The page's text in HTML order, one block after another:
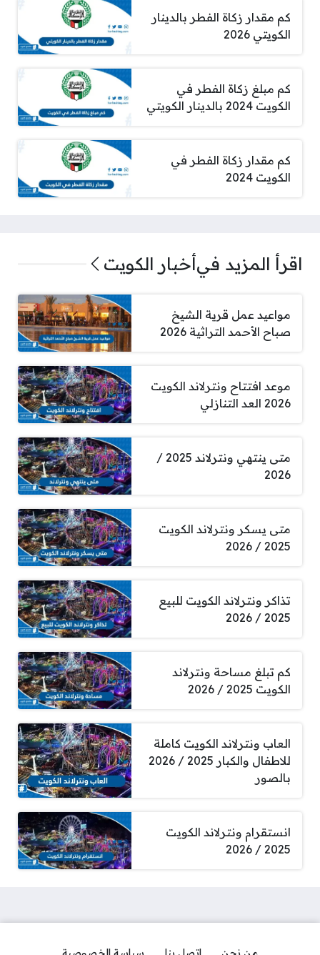
كم مقدار زكاة الفطر بالدينار
الكويتي 2026
كم مبلغ زكاة الفطر في
الكويت 2024 بالدينار الكويتي
كم مقدار زكاة الفطر في
الكويت 2024
اقرأ المزيد فيأخبار الكويت
مواعيد عمل قرية الشيخ
صباح الأحمد التراثية 2026
موعد افتتاح ونترلاند الكويت
2026 العد التنازلي
متى ينتهي ونترلاند 2025 /
2026
متى يسكر ونترلاند الكويت
2025 / 2026
تذاكر ونترلاند الكويت للبيع
2025 / 2026
كم تبلغ مساحة ونترلاند
الكويت 2025 / 2026
العاب ونترلاند الكويت كاملة
للاطفال والكبار 2025 / 2026
بالصور
انستقرام ونترلاند الكويت
2025 / 2026